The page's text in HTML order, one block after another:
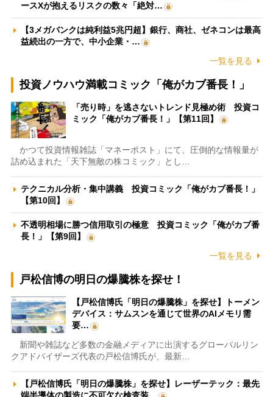
ースXが抱えるリスクの数々「絶対…
【3メガバンクは純利益5兆円超】銀行、商社、ゼネコンは最高
益続出の一方で、中小企業・…
一覧を見る
投資ノウハウ満載コミック「俺がカブ番長！」
「売り時」を逃さないトレンド見極め術 投資コ
ミック「俺がカブ番長！」【第11回】
かつて投資情報雑誌「マネーポスト」にて、圧倒的な情報量が
詰め込まれた「天下無敵の株コミック」とし…
テクニカル分析・集中講義 投資コミック「俺がカブ番長！」
【第10回】
不透明相場に勝つ信用取引の極意 投資コミック「俺がカブ番
長！」【第9回】
一覧を見る
戸松信博の明日の爆騰株を探せ！
【戸松信博氏「明日の爆騰株」を探せ】トーメン
デバイス：サムスンを通じて世界のAIメモリ需
要…
新聞や雑誌など多数の金融メディアに出演するグローバルリン
クアドバイザーズ代表の戸松信博氏が、最新…
【戸松信博氏「明日の爆騰株」を探せ】レーザーテック：最先